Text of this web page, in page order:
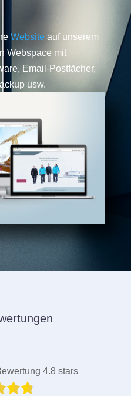
Website auf unserem
Webspace mit
Email-Postfächer,
usw.
4.8 stars